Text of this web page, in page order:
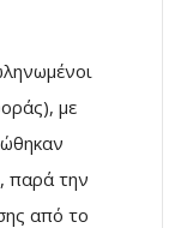
με
παρά την
από το